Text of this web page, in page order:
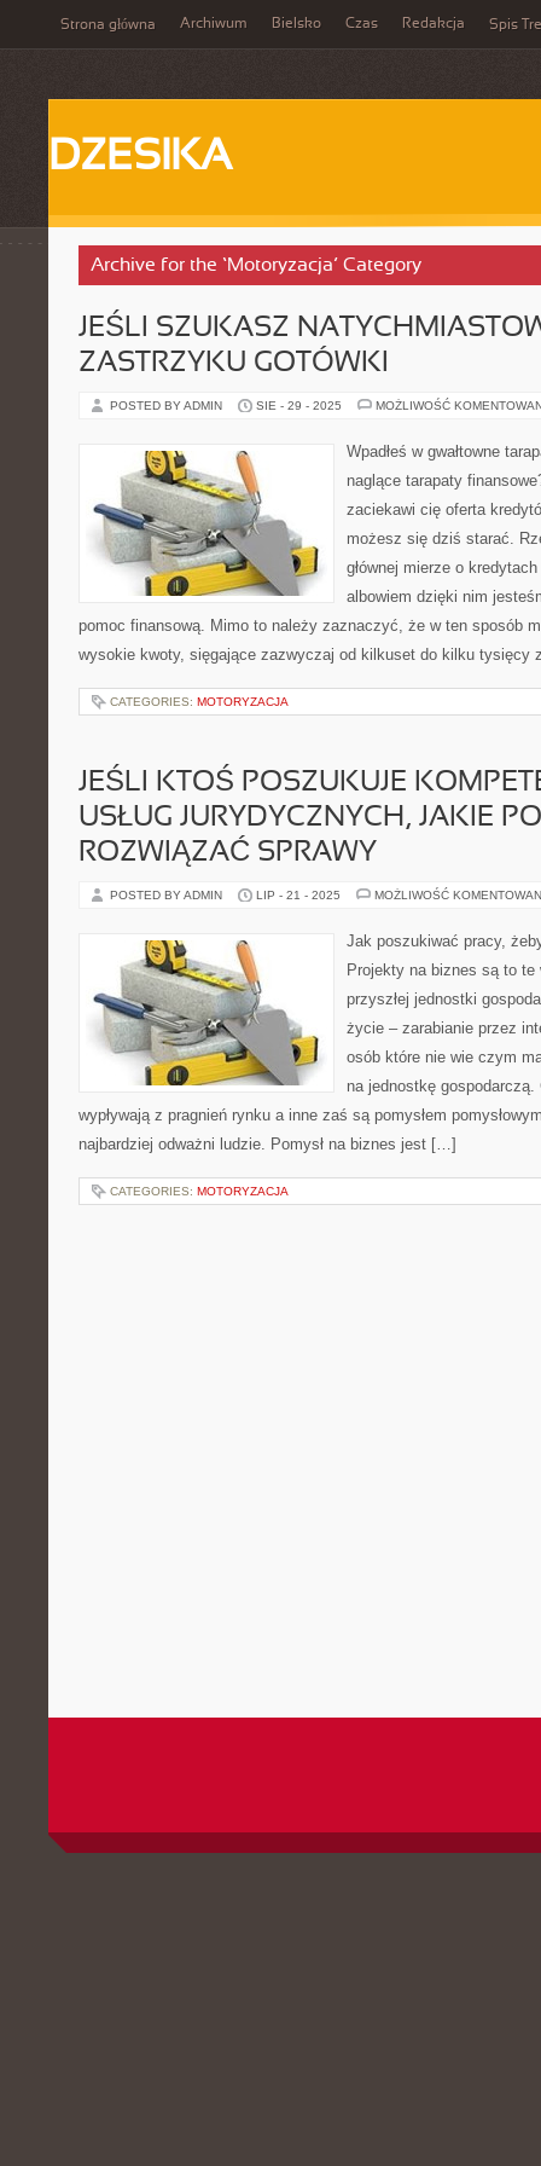
Strona główna Archiwum Bielsko Czas Redakcja Spis
DZESIKA
Archive for the ‘Motoryzacja’ Category
JEŚLI SZUKASZ
ZASTRZYKU GOTÓWKI
POSTED BY ADMIN SIE - 29 - 2025 MOŻLIWOŚĆ
Wpadłeś w gwałtowne
naglące tarapaty
zaciekawi cię oferta
możesz się dziś starać.
głównej mierze o
albowiem dzięki nim
pomoc finansową. Mimo to należy zaznaczyć, że w ten sposób
wysokie kwoty, sięgające zazwyczaj od kilkuset do kilku tysięcy
CATEGORIES: MOTORYZACJA
JEŚLI KTOŚ POSZUKUJE
USŁUG JURYDYCZNYCH, JAKIE
ROZWIĄZAĆ SPRAWY
POSTED BY ADMIN LIP - 21 - 2025 MOŻLIWOŚĆ
Jak poszukiwać pracy,
Projekty na biznes są to
przyszłej jednostki
życie – zarabianie przez
osób które nie wie czym
na jednostkę
wypływają z pragnień rynku a inne zaś są pomysłem
najbardziej odważni ludzie. Pomysł na biznes jest […]
CATEGORIES: MOTORYZACJA